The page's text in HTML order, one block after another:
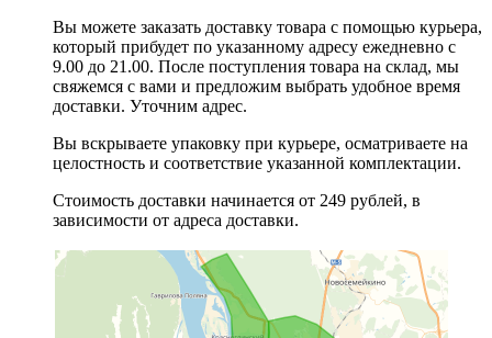
Вы можете заказать доставку товара с помощью курьера,
который прибудет по указанному адресу ежедневно с
9.00 до 21.00. После поступления товара на склад, мы
свяжемся с вами и предложим выбрать удобное время
доставки. Уточним адрес.
Вы вскрываете упаковку при курьере, осматриваете на
целостность и соответствие указанной комплектации.
Стоимость доставки начинается от 249 рублей, в
зависимости от адреса доставки.